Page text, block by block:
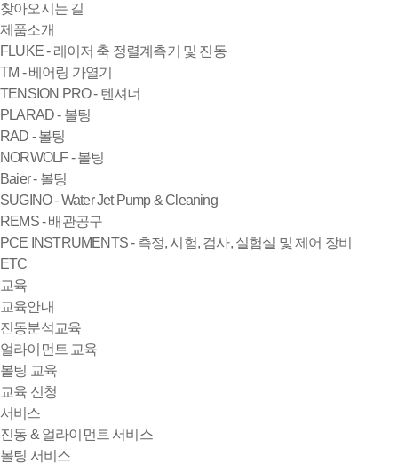
찾아오시는 길
제품소개
FLUKE - 레이저 축 정렬계측기 및 진동
TM - 베어링 가열기
TENSION PRO - 텐셔너
PLARAD - 볼팅
RAD - 볼팅
NORWOLF - 볼팅
Baier - 볼팅
SUGINO - Water Jet Pump & Cleaning
REMS - 배관공구
PCE INSTRUMENTS - 측정, 시험, 검사, 실험실 및 제어 장비
ETC
교육
교육안내
진동분석교육
얼라이먼트 교육
볼팅 교육
교육 신청
서비스
진동 & 얼라이먼트 서비스
볼팅 서비스